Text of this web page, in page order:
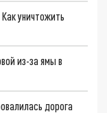
уничтожить
из-за ямы в
дорога